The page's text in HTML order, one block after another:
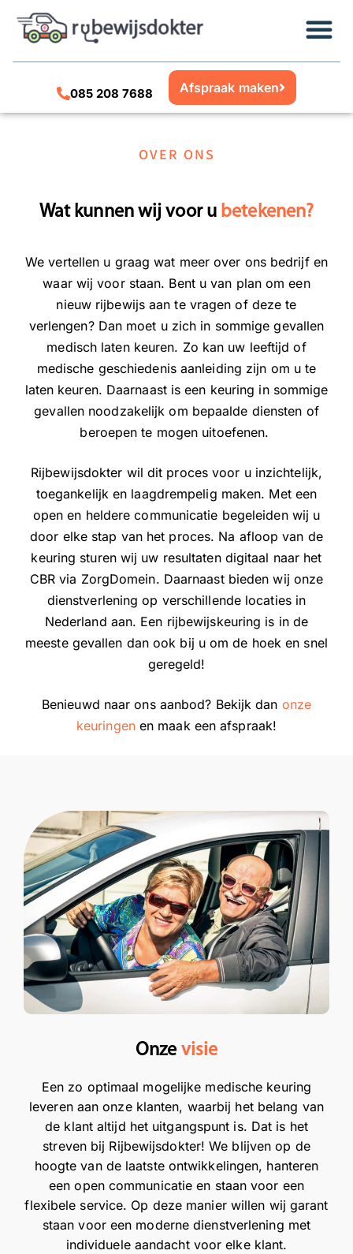
085 208 7688 Afspraak maken
OVER ONS
Wat kunnen wij voor u betekenen?
We vertellen u graag wat meer over ons bedrijf en
waar wij voor staan. Bent u van plan om een
nieuw rijbewijs aan te vragen of deze te
verlengen? Dan moet u zich in sommige gevallen
medisch laten keuren. Zo kan uw leeftijd of
medische geschiedenis aanleiding zijn om u te
laten keuren. Daarnaast is een keuring in sommige
gevallen noodzakelijk om bepaalde diensten of
beroepen te mogen uitoefenen.
Rijbewijsdokter wil dit proces voor u inzichtelijk,
toegankelijk en laagdrempelig maken. Met een
open en heldere communicatie begeleiden wij u
door elke stap van het proces. Na afloop van de
keuring sturen wij uw resultaten digitaal naar het
CBR via ZorgDomein. Daarnaast bieden wij onze
dienstverlening op verschillende locaties in
Nederland aan. Een rijbewijskeuring is in de
meeste gevallen dan ook bij u om de hoek en snel
geregeld!
Benieuwd naar ons aanbod? Bekijk dan onze
keuringenen maak een afspraak!
Onze visie
Een zo optimaal mogelijke medische keuring
leveren aan onze klanten, waarbij het belang van
de klant altijd het uitgangspunt is. Dat is het
streven bij Rijbewijsdokter! We blijven op de
hoogte van de laatste ontwikkelingen, hanteren
een open communicatie en staan voor een
flexibele service. Op deze manier willen wij garant
staan voor een moderne dienstverlening met
individuele aandacht voor elke klant.